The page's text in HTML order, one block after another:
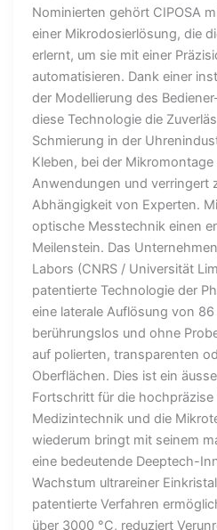
Nominierten gehört CIPOSA
einer Mikrodosierlösung, die
erlernt, um sie mit einer
automatisieren. Dank einer
der Modellierung des
diese Technologie die
Schmierung in der
Kleben, bei der
Anwendungen und verringert
Abhängigkeit von Experten.
optische Messtechnik einen
Meilenstein. Das
Labors (CNRS / Universität
patentierte Technologie der
eine laterale Auflösung von
berührungslos und ohne
auf polierten, transparenten
Oberflächen. Dies ist ein
Fortschritt für die
Medizintechnik und die
wiederum bringt mit seinem
eine bedeutende Deeptech-
Wachstum ultrareiner
patentierte Verfahren
über 3000 °C, reduziert